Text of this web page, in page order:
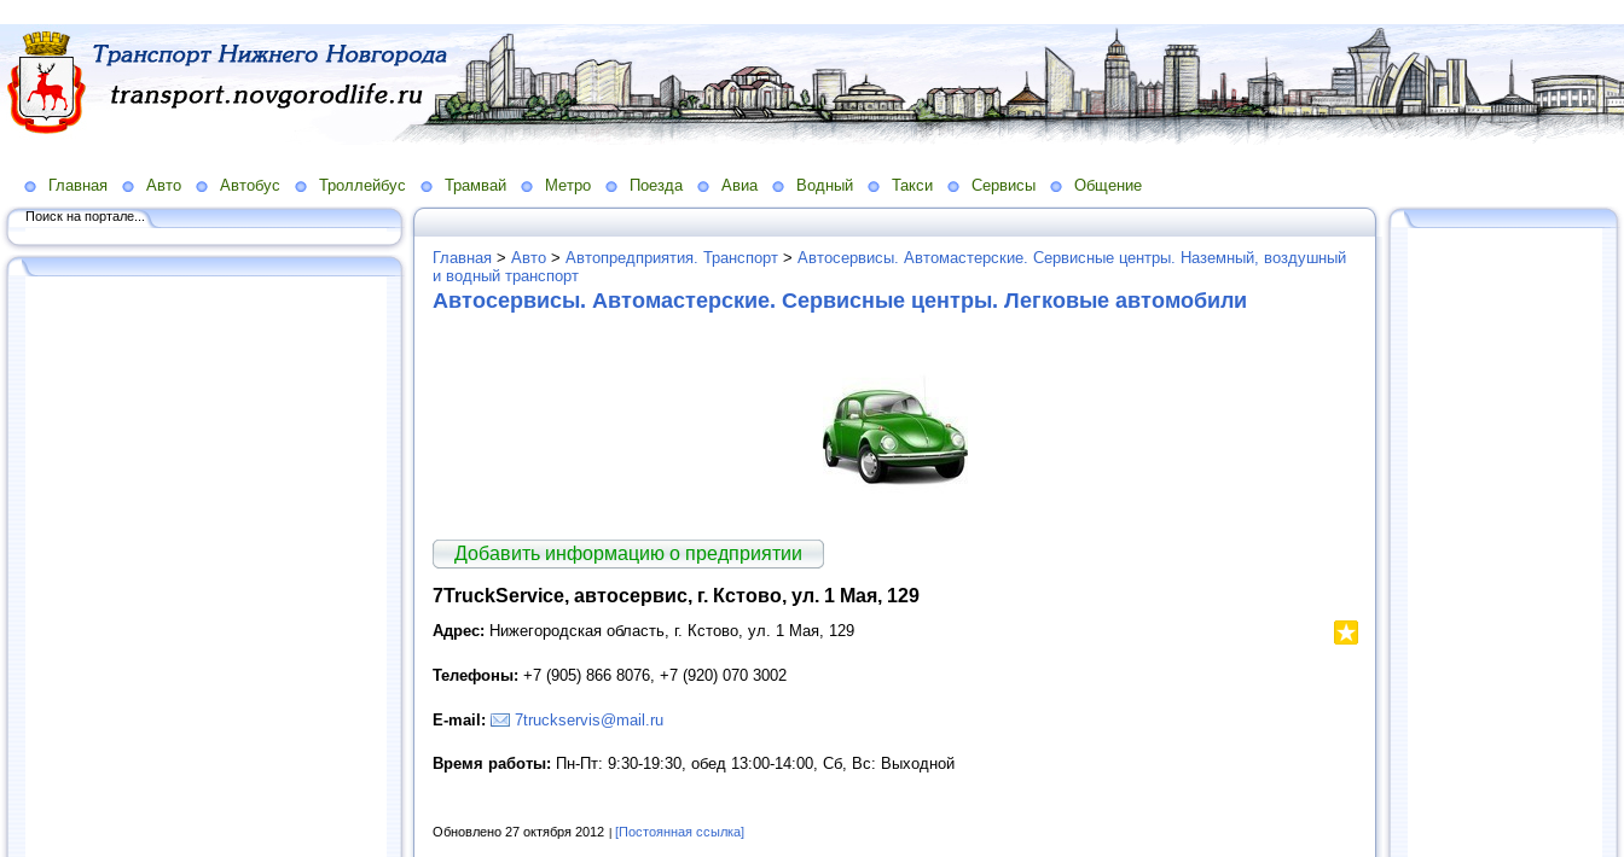
Главная Авто Автобус Троллейбус Трамвай Метро Поезда Авиа Водный Такси Сервисы Общение
Поиск на портале...
Главная > Авто > Автопредприятия. Транспорт > Автосервисы. Автомастерские. Сервисные центры. Наземный, воздушный
и водный транспорт
Автосервисы. Автомастерские. Сервисные центры. Легковые автомобили
Добавить информацию о предприятии
7TruckService, автосервис, г. Кстово, ул. 1 Мая, 129
Адрес: Нижегородская область, г. Кстово, ул. 1 Мая, 129
Телефоны: +7 (905) 866 8076, +7 (920) 070 3002
E-mail: 7truckservis@mail.ru
Время работы: Пн-Пт: 9:30-19:30, обед 13:00-14:00, Сб, Вс: Выходной
Обновлено 27 октября 2012 [Постоянная ссылка]